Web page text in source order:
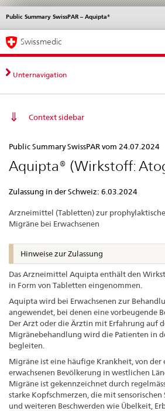
Direktnavigation
News,
Rechtsgrundlagen,
Kontakt
News & Updates
Public Summary SwissPAR – Aquipta®
Sprachwahl
Service
Hauptnavigation
Swissmedic
Unternavigation
Context sidebar
Summary
SwissPAR
–
Public Summary SwissPAR vom 24.07.2024
Aquipta® (Wirkstoff:
Zulassung in der Schweiz: 6.03.2024
Arzneimittel (Tabletten)zur
Migräne bei Erwachsenen
Hinweise zur Zulassung
Das Arzneimittel Aquipta enthält den
in Form von Tabletten eingenommen.
Aquipta wird bei Erwachsenen zur
angewendet, bei denen eine vorbeugende
Der Arzt oder die Ärztin mit Erfahrung auf
Migränebehandlung wird die Patienten in
begleiten.
Migräne ist eine häufige Krankheit, von der
erwachsenen Bevölkerung in westlichen
Migräne ist gekennzeichnet durch
starke Kopfschmerzen, die mit
und weiteren Beschwerden wie Übelkeit,